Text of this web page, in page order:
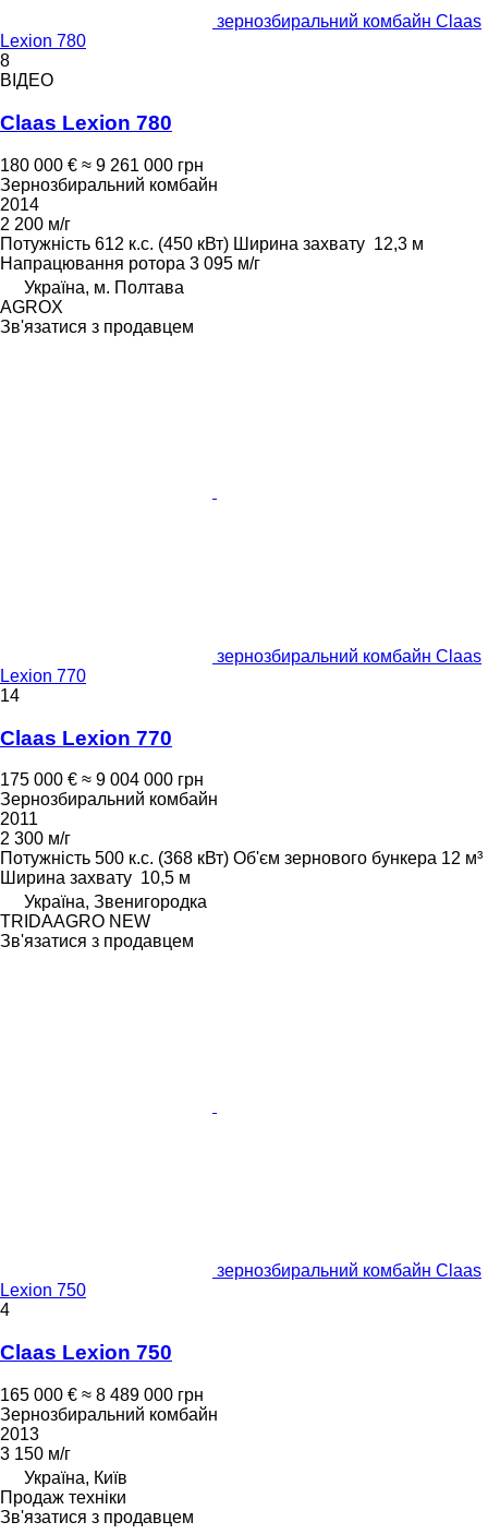
зернозбиральний комбайн Claas
Lexion 780
8
ВІДЕО
Claas Lexion 780
180 000 € ≈ 9 261 000 грн
Зернозбиральний комбайн
2014
2 200 м/г
Потужність 612 к.с. (450 кВт) Ширина захвату 12,3 м
Напрацювання ротора 3 095 м/г
Україна, м. Полтава
AGROX
Зв'язатися з продавцем
зернозбиральний комбайн Claas
Lexion 770
14
Claas Lexion 770
175 000 € ≈ 9 004 000 грн
Зернозбиральний комбайн
2011
2 300 м/г
Потужність 500 к.с. (368 кВт) Об'єм зернового бункера 12 м³
Ширина захвату 10,5 м
Україна, Звенигородка
TRIDAAGRO NEW
Зв'язатися з продавцем
зернозбиральний комбайн Claas
Lexion 750
4
Claas Lexion 750
165 000 € ≈ 8 489 000 грн
Зернозбиральний комбайн
2013
3 150 м/г
Україна, Київ
Продаж техніки
Зв'язатися з продавцем